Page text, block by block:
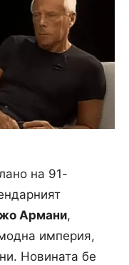
на 91-
Армани,
империя,
Новината бе